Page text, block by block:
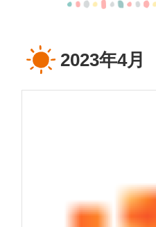
2023年4月